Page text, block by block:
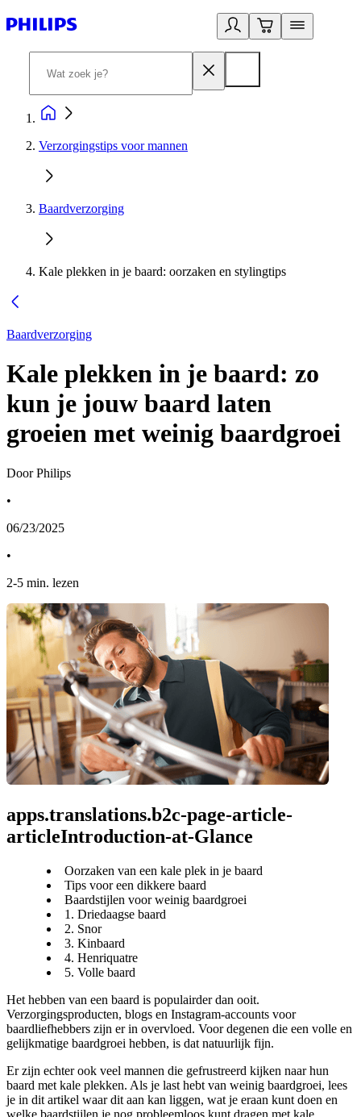
Verzorgingstips voor mannen
Baardverzorging
Kale plekken in je baard: oorzaken en stylingtips
Baardverzorging
Kale plekken in je baard: zo
kun je jouw baard laten
groeien met weinig baardgroei
Door Philips
•
06/23/2025
•
2-5 min. lezen
apps.translations.b2c-page-article-
articleIntroduction-at-Glance
Oorzaken van een kale plek in je baard
Tips voor een dikkere baard
Baardstijlen voor weinig baardgroei
1. Driedaagse baard
2. Snor
3. Kinbaard
4. Henriquatre
5. Volle baard
Het hebben van een baard is populairder dan ooit.
Verzorgingsproducten, blogs en Instagram-accounts voor
baardliefhebbers zijn er in overvloed. Voor degenen die een volle en
gelijkmatige baardgroei hebben, is dat natuurlijk fijn.
Er zijn echter ook veel mannen die gefrustreerd kijken naar hun
baard met kale plekken. Als je last hebt van weinig baardgroei, lees
je in dit artikel waar dit aan kan liggen, wat je eraan kunt doen en
welke baardstijlen je nog probleemloos kunt dragen met kale